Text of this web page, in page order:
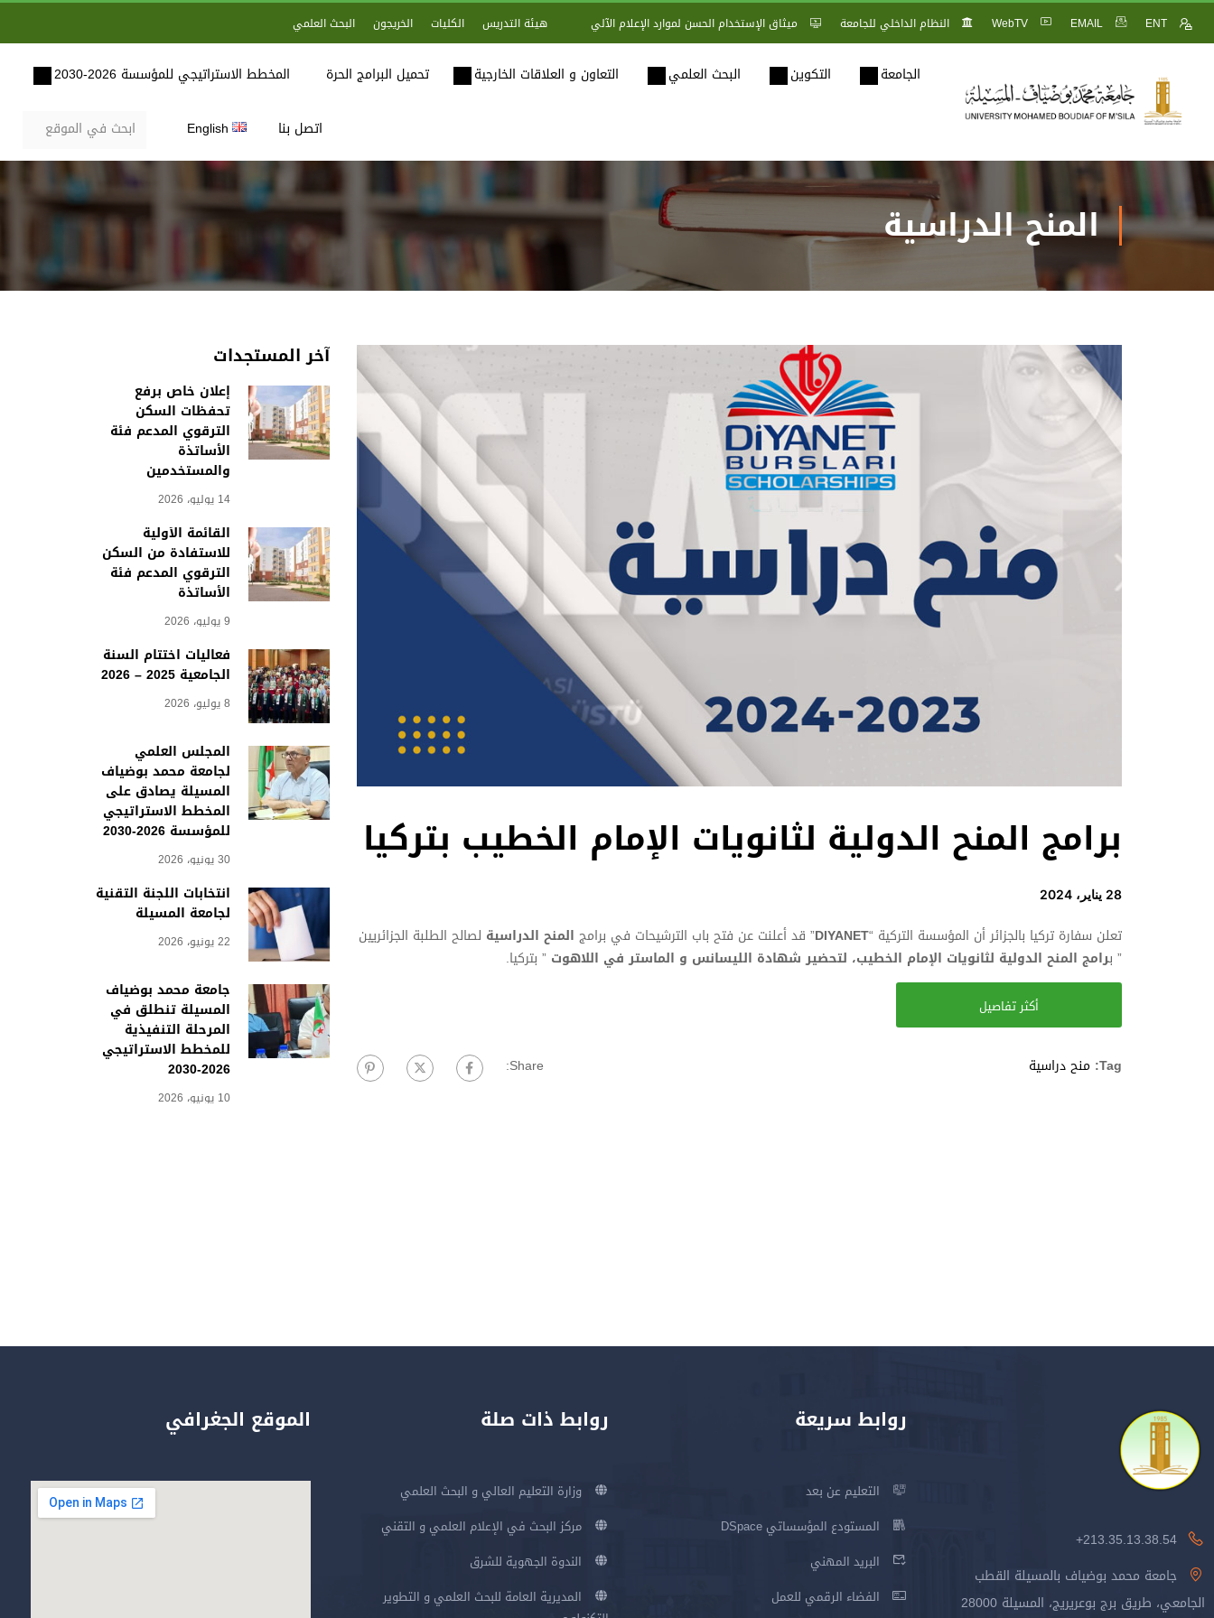
ENT
EMAIL
WebTV النظام الداخلي للجامعة ميثاق الإستخدام الحسن لموارد الإعلام الآلي هيئة التدريس الكليات الخريجون البحث العلمي
الجامعة التكوين البحث العلمي التعاون و العلاقات الخارجية تحميل البرامج الحرة المخطط الاستراتيجي للمؤسسة 2026-2030
اتصل بنا English
المنح الدراسية
برامج المنح الدولية لثانويات الإمام الخطيب بتركيا
28 يناير، 2024
تعلن سفارة تركيا بالجزائر أن المؤسسة التركية “DIYANET” قد أعلنت عن فتح باب الترشيحات في برامج المنح الدراسية لصالح الطلبة الجزائريين
” برامج المنح الدولية لثانويات الإمام الخطيب، لتحضير شهادة الليسانس و الماستر في اللاهوت ” بتركيا.
أكثر تفاصيل
Tag: منح دراسية Share:
آخر المستجدات
إعلان خاص برفع
تحفظات السكن
الترقوي المدعم فئة
الأساتذة
والمستخدمين
14 يوليو، 2026
القائمة الأولية
للاستفادة من السكن
الترقوي المدعم فئة
الأساتذة
9 يوليو، 2026
فعاليات اختتام السنة
الجامعية 2025 – 2026
8 يوليو، 2026
المجلس العلمي
لجامعة محمد بوضياف
المسيلة يصادق على
المخطط الاستراتيجي
للمؤسسة 2026-2030
30 يونيو، 2026
انتخابات اللجنة التقنية
لجامعة المسيلة
22 يونيو، 2026
جامعة محمد بوضياف
المسيلة تنطلق في
المرحلة التنفيذية
للمخطط الاستراتيجي
2026-2030
10 يونيو، 2026
213.35.13.38.54+
جامعة محمد بوضياف بالمسيلة القطب
الجامعي، طريق برج بوعريريج، المسيلة 28000
روابط سريعة
التعليم عن بعد
المستودع المؤسساتي DSpace
البريد المهني
الفضاء الرقمي للعمل
روابط ذات صلة
وزارة التعليم العالي و البحث العلمي
مركز البحث في الإعلام العلمي و التقني
الندوة الجهوية للشرق
المديرية العامة للبحث العلمي و التطوير
الموقع الجغرافي